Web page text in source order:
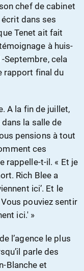
chef de cabinet
écrit dans ses
Tenet ait fait
à huis-
Septembre, cela
rapport final du
A la fin de juillet,
la salle de
pensions à tout
ces
rappelle-t-il. « Et je
Rich Blee a
ici’. Et le
pouviez sentir
ici.' »
l’agence le plus
parle des
Blanche et